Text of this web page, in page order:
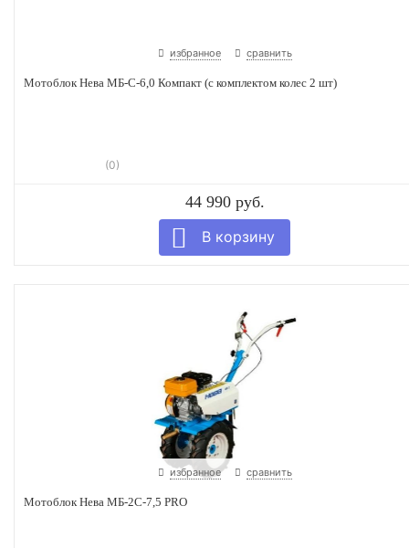
избранное сравнить
Мотоблок Нева МБ-С-6,0 Компакт (с комплектом колес 2 шт)
(0)
44 990 руб.
избранное сравнить
Мотоблок Нева МБ-2С-7,5 PRO